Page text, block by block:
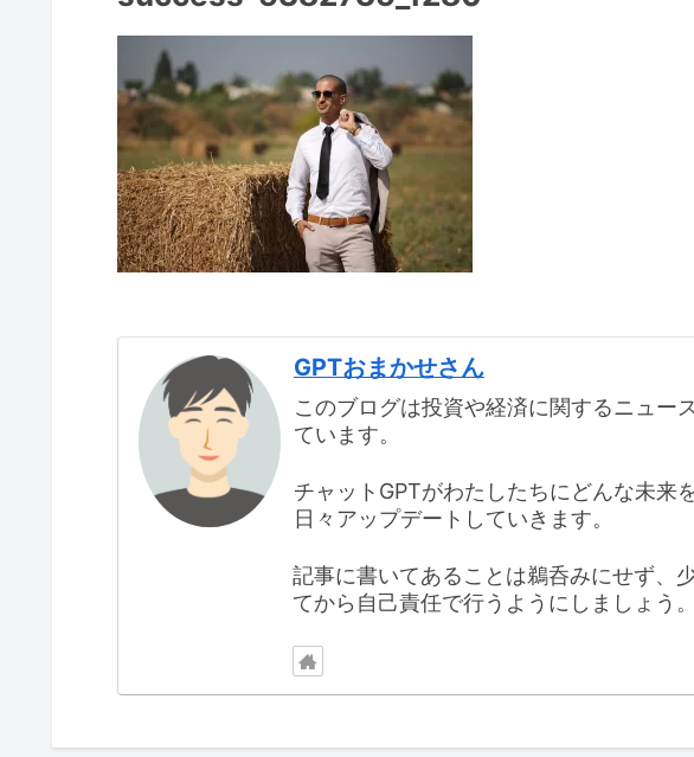
GPTおまかせさん
このブログは投資や経済に関するニュー
ています。
チャットGPTがわたしたちにどんな未来
日々アップデートしていきます。
記事に書いてあることは鵜呑みにせず、
てから自己責任で行うようにしましょう。